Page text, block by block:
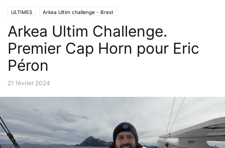
ULTIMES Arkea Ultim challenge - Brest
Arkea Ultim Challenge.
Premier Cap Horn pour Eric
Péron
21 février 2024